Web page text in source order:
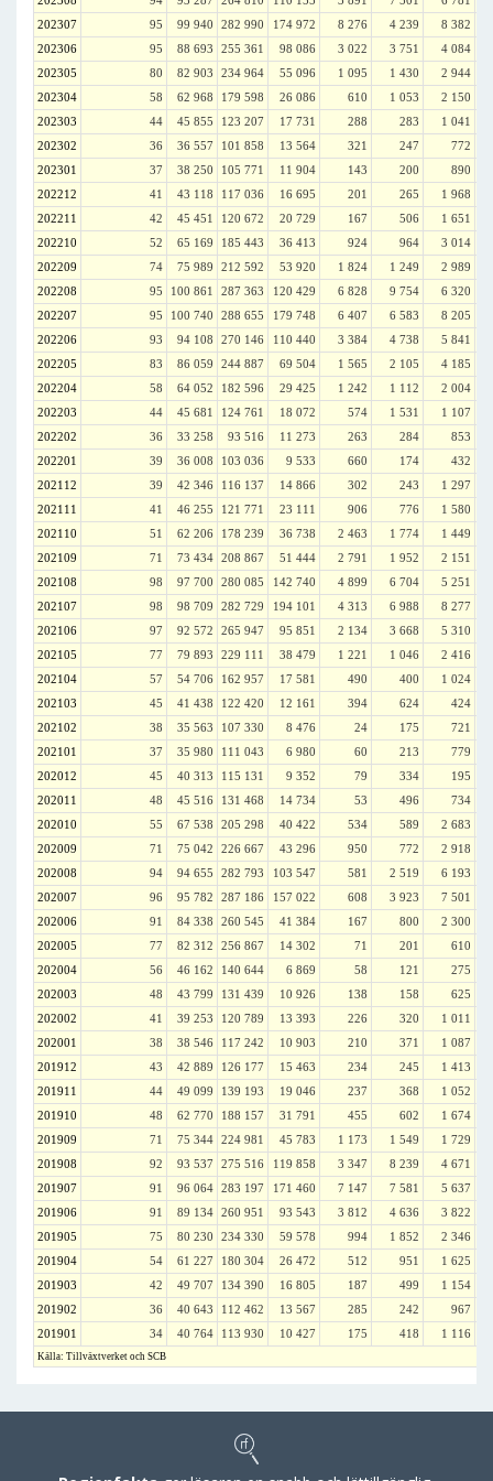
202307
95 99 940 282 990 174 972 8 276 4 239
8 382
202306
95 88 693 255 361 98 086 3 022 3 751
4 084
202305
80 82 903 234 964 55 096 1 095 1 430
2 944
202304
58 62 968 179 598 26 086 610 1 053
2 150
202303
44 45 855 123 207 17 731 288 283
1 041
202302
36 36 557 101 858 13 564 321 247
772
202301
37 38 250 105 771 11 904 143 200
890
202212
41 43 118 117 036 16 695 201 265
1 968
202211
42 45 451 120 672 20 729 167 506
1 651
202210
52 65 169 185 443 36 413 924 964
3 014
202209
74 75 989 212 592 53 920 1 824 1 249
2 989
202208
95 100 861 287 363 120 429 6 828 9 754
6 320
202207
95 100 740 288 655 179 748 6 407 6 583
8 205
202206
93 94 108 270 146 110 440 3 384 4 738
5 841
202205
83 86 059 244 887 69 504 1 565 2 105
4 185
202204
58 64 052 182 596 29 425 1 242 1 112
2 004
202203
44 45 681 124 761 18 072 574 1 531
1 107
202202
36 33 258 93 516 11 273 263 284
853
202201
39 36 008 103 036 9 533 660 174
432
202112
39 42 346 116 137 14 866 302 243
1 297
202111
41 46 255 121 771 23 111 906 776
1 580
202110
51 62 206 178 239 36 738 2 463 1 774
1 449
202109
71 73 434 208 867 51 444 2 791 1 952
2 151
202108
98 97 700 280 085 142 740 4 899 6 704
5 251
202107
98 98 709 282 729 194 101 4 313 6 988
8 277
202106
97 92 572 265 947 95 851 2 134 3 668
5 310
202105
77 79 893 229 111 38 479 1 221 1 046
2 416
202104
57 54 706 162 957 17 581 490 400
1 024
202103
45 41 438 122 420 12 161 394 624
424
202102
38 35 563 107 330 8 476 24 175
721
202101
37 35 980 111 043 6 980 60 213
779
202012
45 40 313 115 131 9 352 79 334
195
202011
48 45 516 131 468 14 734 53 496
734
202010
55 67 538 205 298 40 422 534 589
2 683
202009
71 75 042 226 667 43 296 950 772
2 918
202008
94 94 655 282 793 103 547 581 2 519
6 193
202007
96 95 782 287 186 157 022 608 3 923
7 501
202006
91 84 338 260 545 41 384 167 800
2 300
202005
77 82 312 256 867 14 302 71 201
610
202004
56 46 162 140 644 6 869 58 121
275
202003
48 43 799 131 439 10 926 138 158
625
202002
41 39 253 120 789 13 393 226 320
1 011
202001
38 38 546 117 242 10 903 210 371
1 087
201912
43 42 889 126 177 15 463 234 245
1 413
201911
44 49 099 139 193 19 046 237 368
1 052
201910
48 62 770 188 157 31 791 455 602
1 674
201909
71 75 344 224 981 45 783 1 173 1 549
1 729
201908
92 93 537 275 516 119 858 3 347 8 239
4 671
201907
91 96 064 283 197 171 460 7 147 7 581
5 637
201906
91 89 134 260 951 93 543 3 812 4 636
3 822
201905
75 80 230 234 330 59 578 994 1 852
2 346
201904
54 61 227 180 304 26 472 512 951
1 625
201903
42 49 707 134 390 16 805 187 499
1 154
201902
36 40 643 112 462 13 567 285 242
967
201901
34 40 764 113 930 10 427 175 418 1 116
Källa: Tillväxtverket och SCB